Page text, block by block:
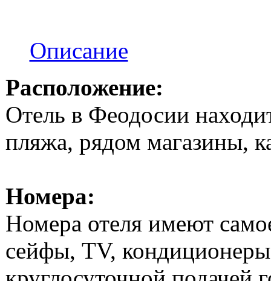
Описание
Расположение:
Отель в Феодосии
пляжа, рядом магазины,
Номера:
Номера отеля имеют
сейфы, TV,